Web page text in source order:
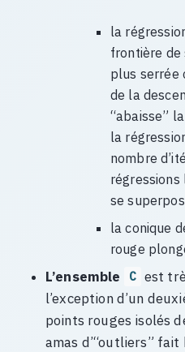
la
frontière de
plus serrée
de la
“abaisse”
la
nombre
régressions
se
la conique
rouge
L’ensemble C est
l’exception d’un
points rouges isolés
amas d’“outliers”